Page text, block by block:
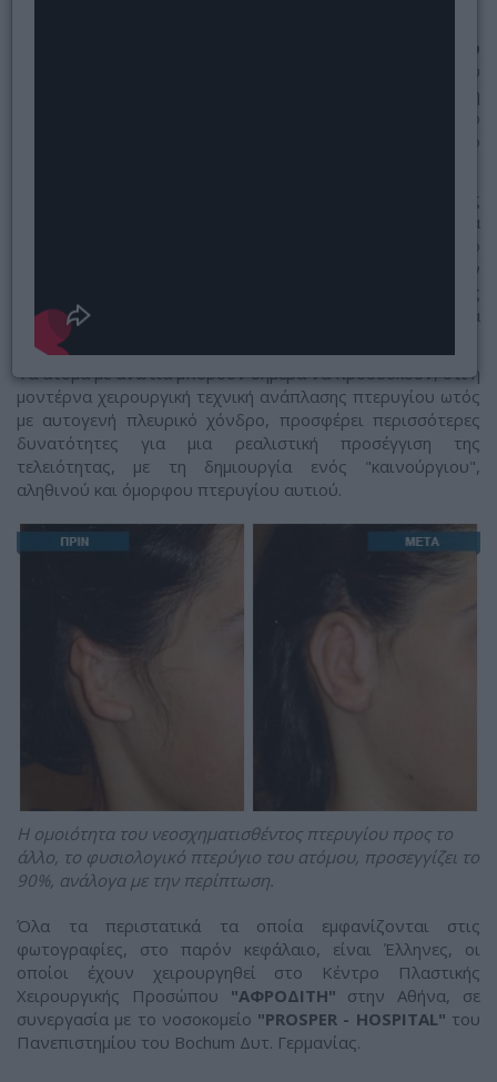
χειρουργική τεχνική ανάπλασης του
με χρήση αυτογενούς πλευρικού
χόνδρου, ο οποίος λαμβάνεται από το ίδιο άτομο, η
ομοιότητα του νεοσχηματισθέντος πτερυγίου ως προς το
άλλο, το φυσιολογικό πτερύγιο του ατόμου, υπερβαίνει το
Η ανάπλαση πτερυγίου ωτός είναι συνδυασμός
επανορθωτικής και αισθητικής επέμβασης. Διορθώνει μια
σοβαρή συγγενή ανωμαλία και προσφέρει θεαματικό
αισθητικό αποτέλεσμα. Παράλληλα βελτιώνει την
ψυχολογία και αυτοπεποίθηση του ατόμου, χαρίζοντάς
του υγεία και ευεξία, τα οποία είναι η βάση για μια
δημιουργική και ευτυχισμένη ζωή.
Τα άτομα με ανωτία μπορούν σήμερα να προσδοκούν, ότι η
μοντέρνα χειρουργική τεχνική ανάπλασης πτερυγίου ωτός
με αυτογενή πλευρικό χόνδρο, προσφέρει περισσότερες
δυνατότητες για μια ρεαλιστική προσέγγιση της
τελειότητας, με τη δημιουργία ενός "καινούργιου",
αληθινού και όμορφου πτερυγίου αυτιού.
Η ομοιότητα του νεοσχηματισθέντος πτερυγίου προς το
άλλο, το φυσιολογικό πτερύγιο του ατόμου, προσεγγίζει το
90%, ανάλογα με την περίπτωση.
Όλα τα περιστατικά τα οποία εμφανίζονται στις
φωτογραφίες, στο παρόν κεφάλαιο, είναι Έλληνες, οι
οποίοι έχουν χειρουργηθεί στο Κέντρο Πλαστικής
Χειρουργικής Προσώπου "ΑΦΡΟΔΙΤΗ" στην Αθήνα, σε
συνεργασία με το νοσοκομείο "PROSPER - HOSPITAL" του
Πανεπιστημίου του Βochum Δυτ. Γερμανίας.